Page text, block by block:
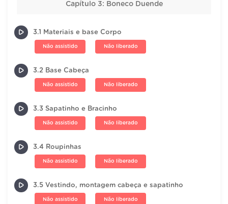
Capítulo 3: Boneco Duende
3.1 Materiais e base Corpo
Não assistido Não liberado
3.2 Base Cabeça
Não assistido Não liberado
3.3 Sapatinho e Bracinho
Não assistido Não liberado
3.4 Roupinhas
Não assistido Não liberado
3.5 Vestindo, montagem cabeça e sapatinho
Não assistido Não liberado